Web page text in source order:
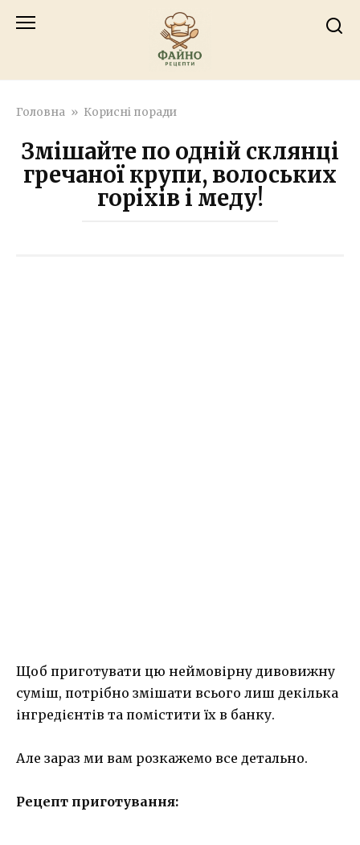
Головна » Корисні поради
Змішайте по одній склянці
гречаної крупи, волоських
горіхів і меду!
Щоб приготувати цю неймовірну дивовижну
суміш, потрібно змішати всього лиш декілька
інгредієнтів та помістити їх в банку.
Але зараз ми вам розкажемо все детально.
Рецепт приготування: